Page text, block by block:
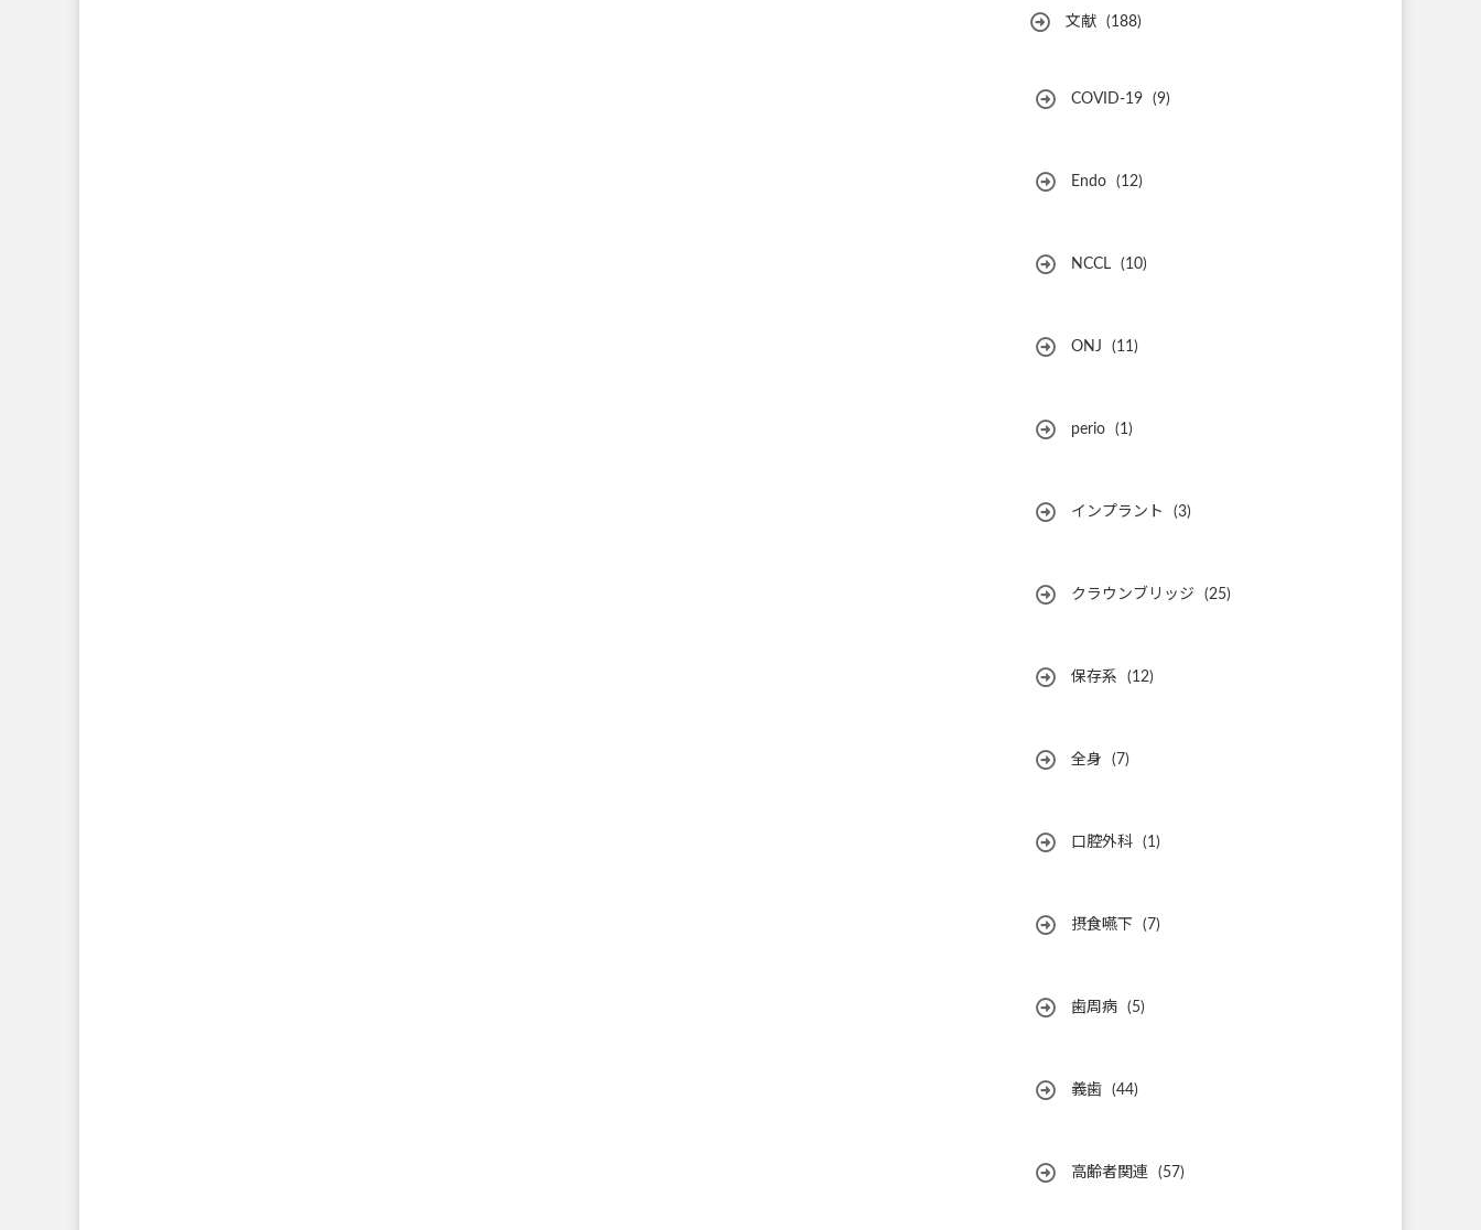
文献 (188)
COVID-19 (9)
Endo (12)
NCCL (10)
ONJ (11)
perio (1)
インプラント (3)
クラウンブリッジ (25)
保存系 (12)
全身 (7)
口腔外科 (1)
摂食嚥下 (7)
歯周病 (5)
義歯 (44)
高齢者関連 (57)